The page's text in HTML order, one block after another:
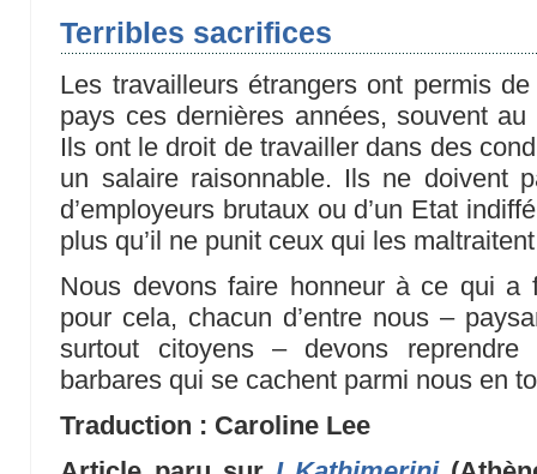
Terribles sacrifices
Les travailleurs étrangers ont permis
pays ces dernières années, souvent
Ils ont le droit de travailler dans des
un salaire raisonnable. Ils ne doivent
d’employeurs brutaux ou d’un Etat
plus qu’il ne punit ceux qui les
Nous devons faire honneur à ce qui a
pour cela, chacun d’entre nous –
surtout citoyens – devons
barbares qui se cachent parmi nous en
Traduction : Caroline Lee